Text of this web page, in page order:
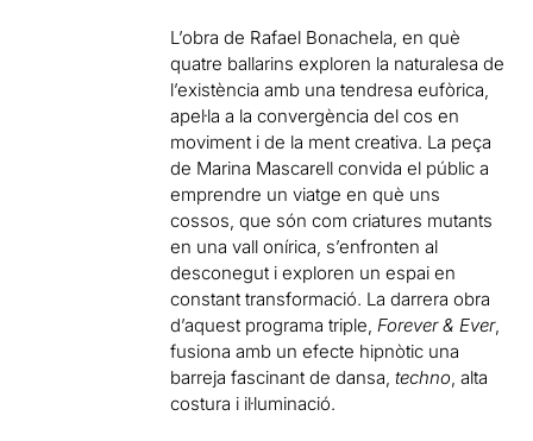
L’obra de Rafael Bonachela, en què
quatre ballarins exploren la naturalesa de
l’existència amb una tendresa eufòrica,
apel·la a la convergència del cos en
moviment i de la ment creativa. La peça
de Marina Mascarell convida el públic a
emprendre un viatge en què uns
cossos, que són com criatures mutants
en una vall onírica, s’enfronten al
desconegut i exploren un espai en
constant transformació. La darrera obra
d’aquest programa triple,Forever & Ever,
fusiona amb un efecte hipnòtic una
barreja fascinant de dansa,techno, alta
costura i il·luminació.